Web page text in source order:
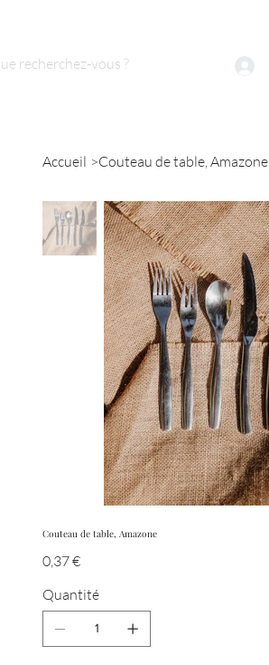
nous ?
Accueil >Couteau de table, Amazone
Couteau de table, Amazone
Prix
0,37 €
Quantité